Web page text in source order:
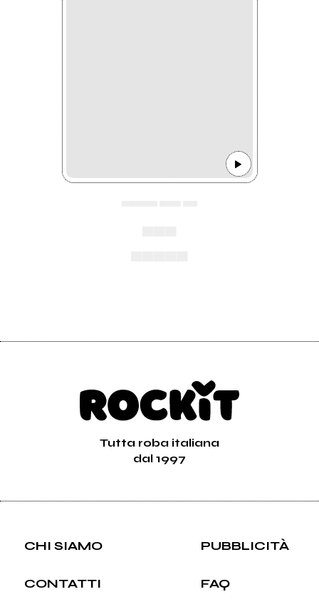
Tutta roba italiana
dal 1997
CHI SIAMO PUBBLICITÀ
CONTATTI FAQ